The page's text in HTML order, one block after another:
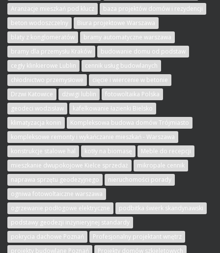
Aranżacje mieszkań pod klucz
baza projektów domów i rezydencji
beton wodoszczelny
Biura projektowe Warszawa
blaty z konglomeratów
bramy automatyczne warszawa
bramy dla przemysłu Kraków
budowanie domu od podstaw
cegły klinkierowe Lublin
cennik usług budowlanych
chłodnictwo przemysłowe
cięcie i wiercenie w betonie
Drzwi Katowice
dźwigi lublin
fotowoltaika Polska
geodeci wodzisław
kafelkowanie łazienki Bielsko
klimatyzacja konin
Kompleksowa budowa domów Trójmiasto
kompleksowe remonty i wykańczanie mieszkań - Warszawa
konstrukcje stalowe hal
kotły na biomasę
Meble do recepcji
mieszkanie dwupokojowe Kielce sprzedaż
mikropale cennik
naprawa sprzętu geodezyjnego
nieruchomości porady
ogniwa fotowoltaiczne warszawa
ogrzewanie podłogowe elektryczne
podbitka świerk skandynawski
podstawy geodezji inżynieryjnej standardy
pokrycia dachowe Poznań
Profesjonalny projektant wnętrz
projekty budowlane Poznań
Projekty domów szkieletowych